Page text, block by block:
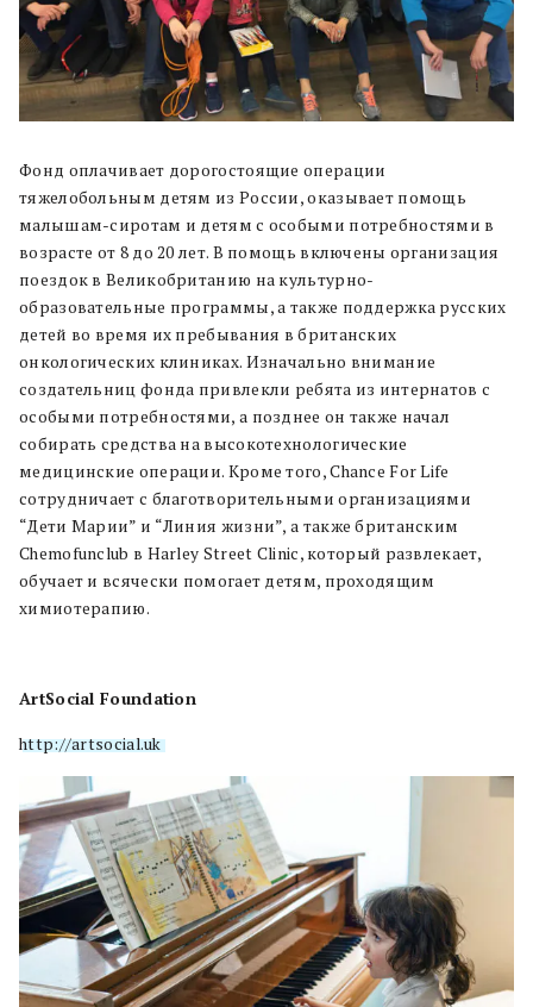
Фонд оплачивает дорогостоящие операции
тяжелобольным детям из России, оказывает помощь
малышам-сиротам и детям с особыми потребностями в
возрасте от 8 до 20 лет. В помощь включены организация
поездок в Великобританию на культурно-
образовательные программы, а также поддержка русских
детей во время их пребывания в британских
онкологических клиниках. Изначально внимание
создательниц фонда привлекли ребята из интернатов с
особыми потребностями, а позднее он также начал
собирать средства на высокотехнологические
медицинские операции. Кроме того, Chance For Life
сотрудничает с благотворительными организациями
“Дети Марии” и “Линия жизни”, а также британским
Chemofunclub в Harley Street Clinic, который развлекает,
обучает и всячески помогает детям, проходящим
химиотерапию.
ArtSocial Foundation
http://artsocial.uk